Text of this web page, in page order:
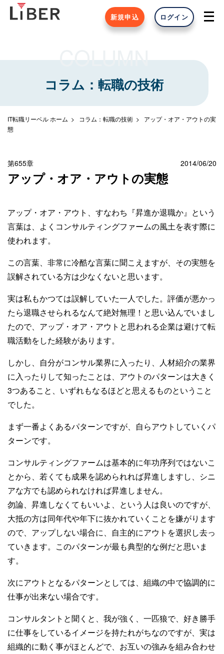
新規申込 ログイン
COLUMN
コラム：転職の技術
IT転職リーベル ホーム コラム：転職の技術
アップ・オア・アウトの実
態
第655章 2014/06/20
アップ・オア・アウトの実態
アップ・オア・アウト、すなわち『昇進か退職か』という
言葉は、よくコンサルティングファームの風土を表す際に
使われます。
この言葉、非常に冷酷な言葉に聞こえますが、その実態を
誤解されている方は少なくないと思います。
実は私もかつては誤解していた一人でした。評価が悪かっ
たら退職させられるなんて絶対無理！と思い込んでいまし
たので、アップ・オア・アウトと思われる企業は避けて転
職活動をした経験があります。
しかし、自分がコンサル業界に入ったり、人材紹介の業界
に入ったりして知ったことは、アウトのパターンは大きく
3つあること、いずれもなるほどと思えるものということ
でした。
まず一番よくあるパターンですが、自らアウトしていくパ
ターンです。
コンサルティングファームは基本的に年功序列ではないこ
とから、若くても成果を認められれば昇進しますし、シニ
アな方でも認められなければ昇進しません。
勿論、昇進しなくてもいいよ、という人は良いのですが、
大抵の方は同年代や年下に抜かれていくことを嫌がります
ので、アップしない場合に、自主的にアウトを選択し去っ
ていきます。このパターンが最も典型的な例だと思いま
す。
次にアウトとなるパターンとしては、組織の中で協調的に
仕事が出来ない場合です。
コンサルタントと聞くと、我が強く、一匹狼で、好き勝手
に仕事をしているイメージを持たれがちなのですが、実は
組織的に動く事がほとんどで、お互いの強みを組み合わせ